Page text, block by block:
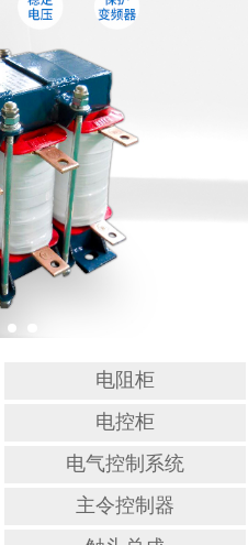
电控柜
联动控制台
电气控制系统
频敏变阻器
主令控制器
滤波器
电阻柜
电控柜
电气控制系统
主令控制器